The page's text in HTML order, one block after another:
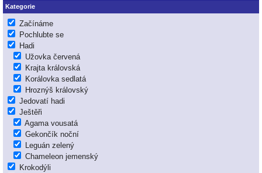
Kategorie
Začínáme
Pochlubte se
Hadi
Užovka červená
Krajta královská
Korálovka sedlatá
Hroznýš královský
Jedovatí hadi
Ještěři
Agama vousatá
Gekončík noční
Leguán zelený
Chameleon jemenský
Krokodýli